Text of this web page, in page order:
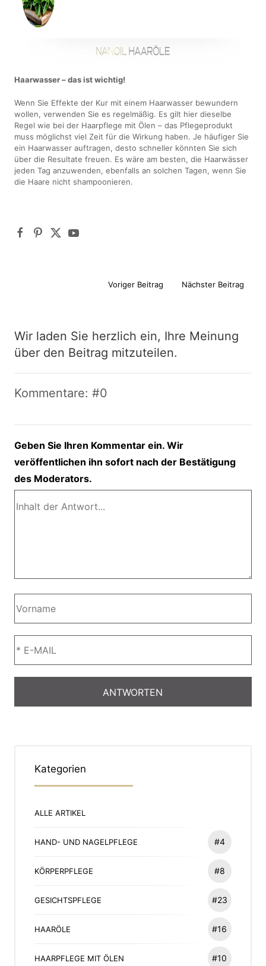
Haarwasser – das ist wichtig!
Wenn Sie Effekte der Kur mit einem Haarwasser bewundern
wollen, verwenden Sie es regelmäßig. Es gilt hier dieselbe
Regel wie bei der Haarpflege mit Ölen – das Pflegeprodukt
muss möglichst viel Zeit für die Wirkung haben. Je häufiger Sie
ein Haarwasser auftragen, desto schneller könnten Sie sich
über die Resultate freuen. Es wäre am besten, die Haarwässer
jeden Tag anzuwenden, ebenfalls an solchen Tagen, wenn Sie
die Haare nicht shampoonieren.
Voriger Beitrag Nächster Beitrag
Wir laden Sie herzlich ein, Ihre Meinung
über den Beitrag mitzuteilen.
Kommentare: #0
Geben Sie Ihren Kommentar ein. Wir
veröffentlichen ihn sofort nach der Bestätigung
des Moderators.
Kategorien
ALLE ARTIKEL
HAND- UND NAGELPFLEGE #4
KÖRPERPFLEGE #8
GESICHTSPFLEGE #23
HAARÖLE #16
HAARPFLEGE MIT ÖLEN #10